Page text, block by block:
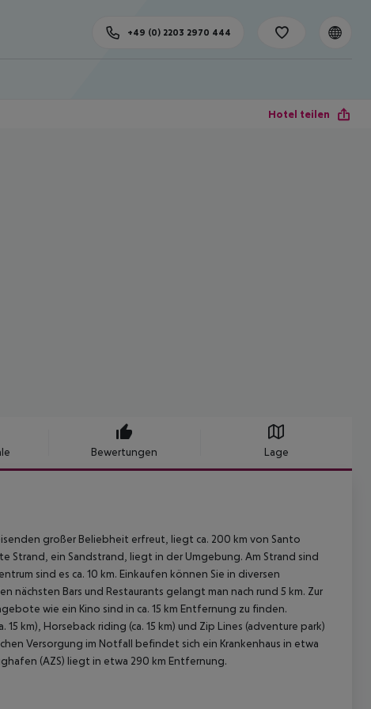
+49 (0) 2203 2970 444
Hotel teilen
Bewertungen Lage
großer Beliebheit erfreut, liegt ca. 200 km von Santo
Strand, ein Sandstrand, liegt in der Umgebung. Am Strand sind
sind es ca. 10 km. Einkaufen können Sie in diversen
nächsten Bars und Restaurants gelangt man nach rund 5 km. Zur
wie ein Kino sind in ca. 15 km Entfernung zu finden.
km), Horseback riding (ca. 15 km) und Zip Lines (adventure park)
Versorgung im Notfall befindet sich ein Krankenhaus in etwa
(AZS) liegt in etwa 290 km Entfernung.